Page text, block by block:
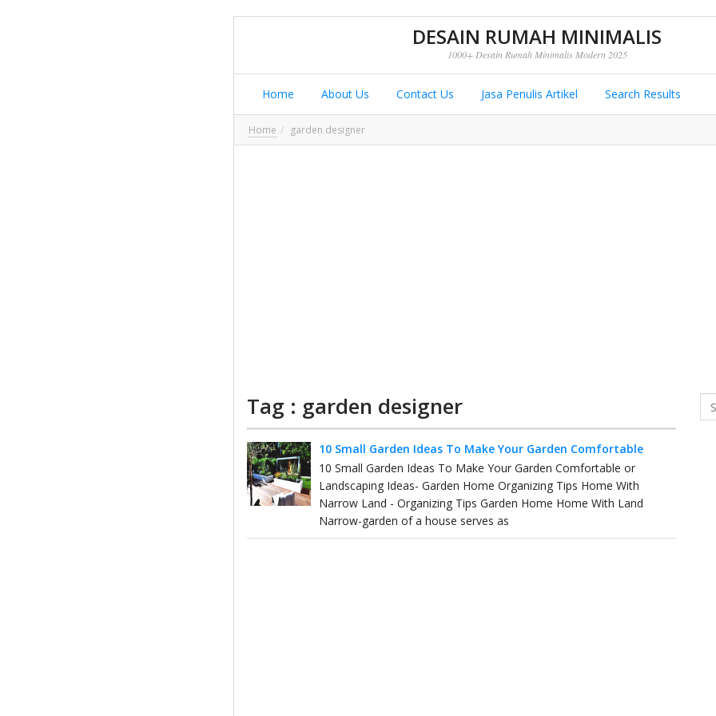
DESAIN RUMAH MINIMALIS
1000+ Desain Rumah Minimalis Modern 2025
Home About Us Contact Us Jasa Penulis Artikel Search Results
Home garden designer
Tag : garden designer
10 Small Garden Ideas To Make Your Garden Comfortable
10 Small Garden Ideas To Make Your Garden Comfortable or
Landscaping Ideas- Garden Home Organizing Tips Home With
Narrow Land - Organizing Tips Garden Home Home With Land
Narrow-garden of a house serves as